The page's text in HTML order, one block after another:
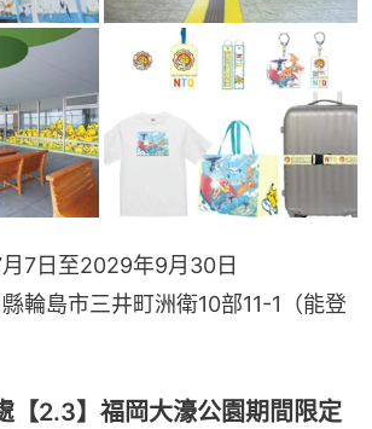
7日至2029年9月30日
輪島市三井町洲衛10部11-1（能登
【2.3】福岡大濠公園期間限定